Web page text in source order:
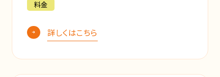
料金
詳しくはこちら